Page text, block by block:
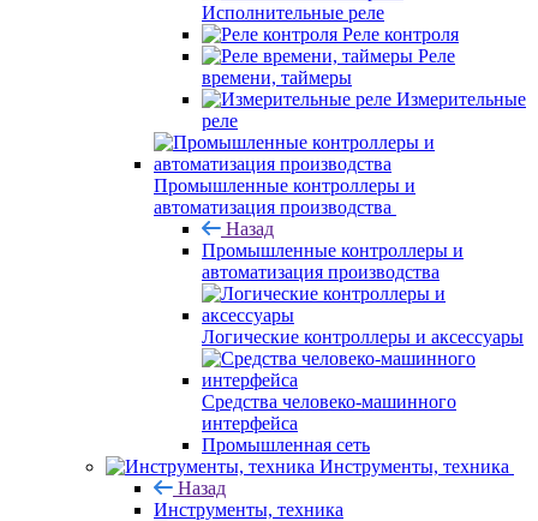
Исполнительные реле
Реле контроля
Реле
времени, таймеры
Измерительные
реле
Промышленные контроллеры и
автоматизация производства
Назад
Промышленные контроллеры и
автоматизация производства
Логические контроллеры и аксессуары
Средства человеко-машинного
интерфейса
Промышленная сеть
Инструменты, техника
Назад
Инструменты, техника